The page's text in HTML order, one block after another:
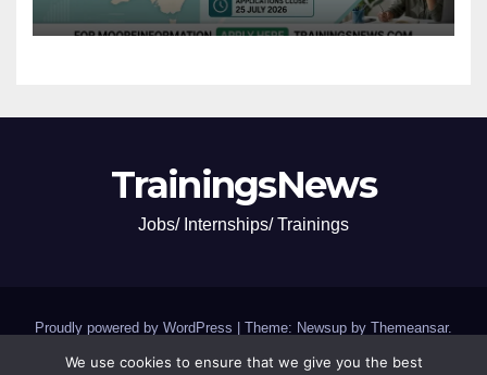
TrainingsNews
Jobs/ Internships/ Trainings
Proudly powered by WordPress Theme: Newsup by Themeansar.
We use cookies to ensure that we give you the best